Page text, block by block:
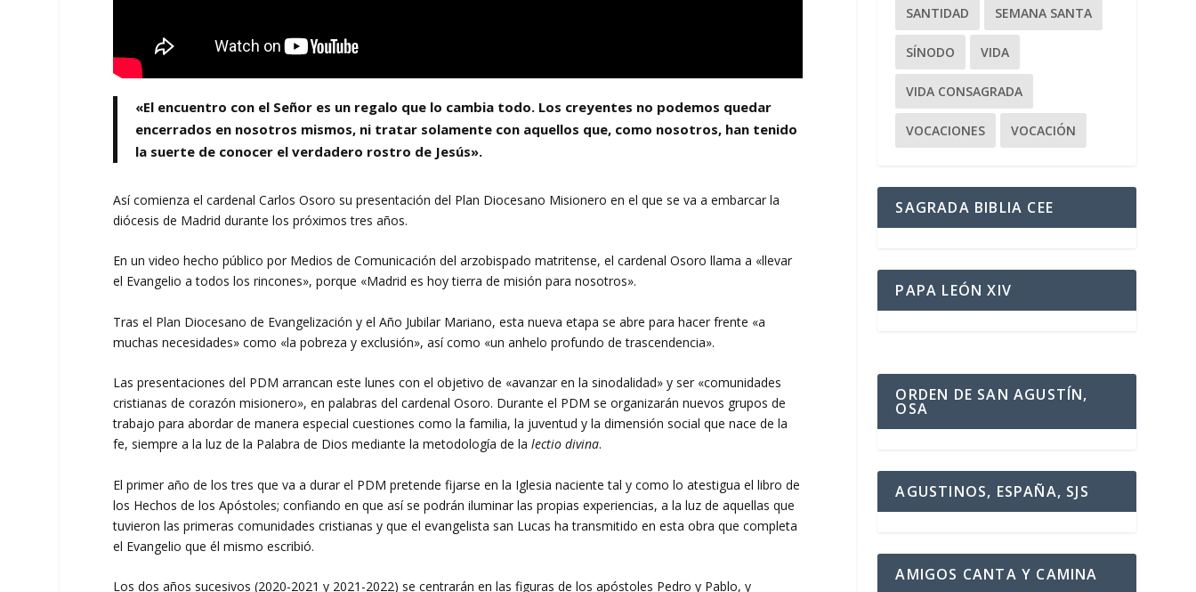
«El encuentro con el Señor es un regalo que lo cambia todo. Los creyentes no podemos quedar
encerrados en nosotros mismos, ni tratar solamente con aquellos que, como nosotros, han tenido
la suerte de conocer el verdadero rostro de Jesús».
Así comienza el cardenal Carlos Osoro su presentación del Plan Diocesano Misionero en el que se va a embarcar la
diócesis de Madrid durante los próximos tres años.
En un video hecho público por Medios de Comunicación del arzobispado matritense, el cardenal Osoro llama a «llevar
el Evangelio a todos los rincones», porque «Madrid es hoy tierra de misión para nosotros».
Tras el Plan Diocesano de Evangelización y el Año Jubilar Mariano, esta nueva etapa se abre para hacer frente «a
muchas necesidades» como «la pobreza y exclusión», así como «un anhelo profundo de trascendencia».
Las presentaciones del PDM arrancan este lunes con el objetivo de «avanzar en la sinodalidad» y ser «comunidades
cristianas de corazón misionero», en palabras del cardenal Osoro. Durante el PDM se organizarán nuevos grupos de
trabajo para abordar de manera especial cuestiones como la familia, la juventud y la dimensión social que nace de la
fe, siempre a la luz de la Palabra de Dios mediante la metodología de lalectio divina.
El primer año de los tres que va a durar el PDM pretende fijarse en la Iglesia naciente tal y como lo atestigua el libro de
los Hechos de los Apóstoles; confiando en que así se podrán iluminar las propias experiencias, a la luz de aquellas que
tuvieron las primeras comunidades cristianas y que el evangelista san Lucas ha transmitido en esta obra que completa
el Evangelio que él mismo escribió.
Los dos años sucesivos (2020-2021 y 2021-2022) se centrarán en las figuras de los apóstoles Pedro y Pablo, y
SANTIDAD SEMANA SANTA
SÍNODO VIDA
VIDA CONSAGRADA
VOCACIONES VOCACIÓN
SAGRADA BIBLIA CEE
PAPA LEÓN XIV
ORDEN DE SAN AGUSTÍN,
OSA
AGUSTINOS, ESPAÑA, SJS
AMIGOS CANTA Y CAMINA